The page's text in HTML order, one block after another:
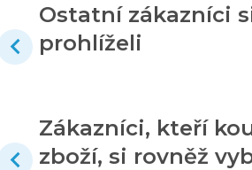
Ostatní zákazníci
prohlíželi
Zákazníci, kteří
zboží, si rovněž